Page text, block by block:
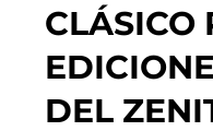
CLÁSICO
DEL